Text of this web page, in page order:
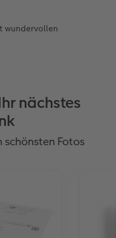
wundervollen
nächstes
schönsten Fotos